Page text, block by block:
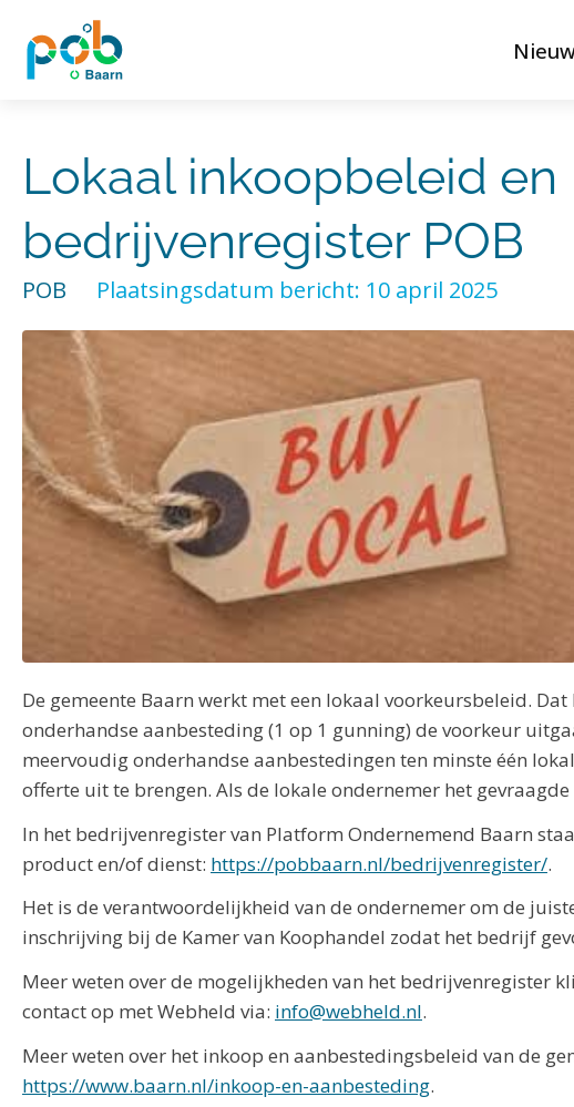
Lokaal inkoopbeleid en
bedrijvenregister POB
POB Plaatsingsdatum bericht: 10 april 2025
De gemeente Baarn werkt met een lokaal voorkeursbeleid.
onderhandse aanbesteding (1 op 1 gunning) de voorkeur
meervoudig onderhandse aanbestedingen ten minste één
offerte uit te brengen. Als de lokale ondernemer het
In het bedrijvenregister van Platform Ondernemend Baarn
product en/of dienst: https://pobbaarn.nl/bedrijvenregister/.
Het is de verantwoordelijkheid van de ondernemer om de
inschrijving bij de Kamer van Koophandel zodat het bedrijf
Meer weten over de mogelijkheden van het bedrijvenregister
contact op met Webheld via: info@webheld.nl.
Meer weten over het inkoop en aanbestedingsbeleid van de
https://www.baarn.nl/inkoop-en-aanbesteding.